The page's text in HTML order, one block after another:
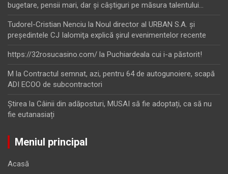
bugetare, pensii mari, dar şi câştiguri pe măsura talentului…
Tudorel-Cristian Nenciu la Noul director al URBAN S.A. şi
preşedintele CJ Ialomiţa explică şirul evenimentelor recente
https://32rosucasino.com/ la Puchiardeala cui i-a păstorit!
M la Contractul semnat, azi, pentru 64 de autogunoiere, scapă
ADI ECOO de subcontractori
Ştirea la Câinii din adăposturi, MUSAI să fie adoptați, ca să nu
fie eutanasiați
Meniul principal
Acasă